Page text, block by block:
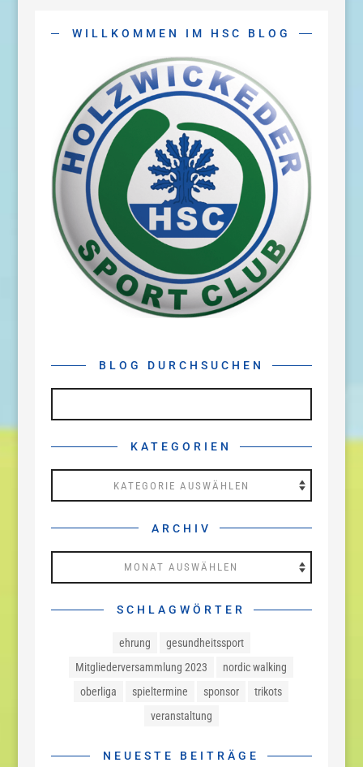
WILLKOMMEN IM HSC BLOG
BLOG DURCHSUCHEN
KATEGORIEN
ARCHIV
SCHLAGWÖRTER
ehrung
gesundheitssport
Mitgliederversammlung 2023
nordic walking
oberliga
spieltermine sponsor
trikots
veranstaltung
NEUESTE BEITRÄGE